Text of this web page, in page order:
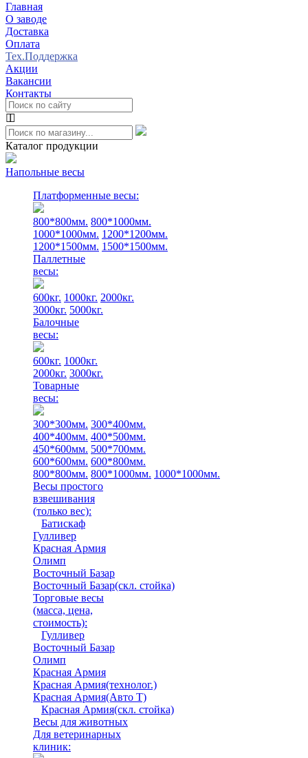
Главная
О заводе
Доставка
Оплата
Тех.Поддержка
Акции
Вакансии
Контакты
Каталог продукции
Напольные весы
Платформенные весы:
800*800мм. 800*1000мм.
1000*1000мм. 1200*1200мм.
1200*1500мм. 1500*1500мм.
Паллетные
весы:
600кг. 1000кг. 2000кг.
3000кг. 5000кг.
Балочные
весы:
600кг. 1000кг.
2000кг. 3000кг.
Товарные
весы:
300*300мм. 300*400мм.
400*400мм. 400*500мм.
450*600мм. 500*700мм.
600*600мм. 600*800мм.
800*800мм. 800*1000мм. 1000*1000мм.
Весы простого
взвешивания
(только вес):
Батискаф
Гулливер
Красная Армия
Олимп
Восточный Базар
Восточный Базар(скл. стойка)
Торговые весы
(масса, цена,
стоимость):
Гулливер
Восточный Базар
Олимп
Красная Армия
Красная Армия(технолог.)
Красная Армия(Авто Т)
Красная Армия(скл. стойка)
Весы для животных
Для ветеринарных
клиник: